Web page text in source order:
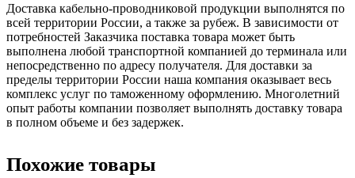
Доставка кабельно-проводниковой продукции выполнятся по
всей территории России, а также за рубеж. В зависимости от
потребностей Заказчика поставка товара может быть
выполнена любой транспортной компанией до терминала или
непосредственно по адресу получателя. Для доставки за
пределы территории России наша компания оказывает весь
комплекс услуг по таможенному оформлению. Многолетний
опыт работы компании позволяет выполнять доставку товара
в полном объеме и без задержек.
Похожие товары